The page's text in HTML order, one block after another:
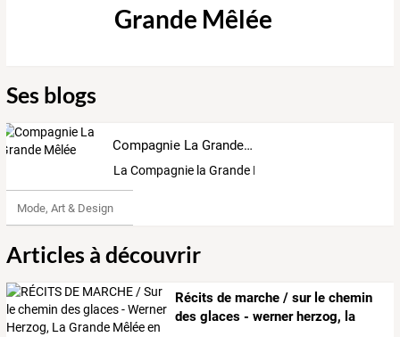
Grande Mêlée
Ses blogs
Compagnie La Grande Mêlée
La Compagnie la Grande Mêlée
Mode, Art & Design
Articles à découvrir
Récits de marche / surle chemin
des glaces - wernerherzog, la